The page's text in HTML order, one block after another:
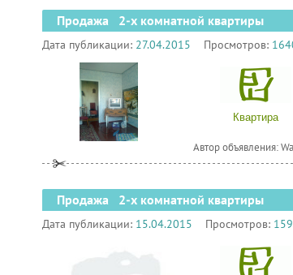
Продажа 2-х комнатной квартиры
Дата публикации: 27.04.2015 Просмотров:
Квартира
Автор объявления:
Продажа 2-х комнатной квартиры
Дата публикации: 15.04.2015 Просмотров: